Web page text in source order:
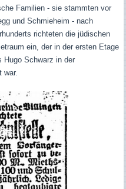
Familien - sie stammten vor
und Schmieheim - nach
richteten die jüdischen
ein, der in der ersten Etage
Hugo Schwarz in der
war.